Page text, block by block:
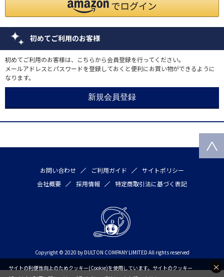
初めてご利用のお客様
初めてご利用のお客様は、こちらから会員登録を行ってください。
メールアドレスとパスワードを登録しておくと便利にお買い物ができるように
なります。
お問い合わせ ご利用ガイド
サイトポリシー
会社概要
採用情報 特定商取引法に基づく表記
Copyright © 2020 by DULTON COMPANY LIMITED All rights reserved
サイトの利便性向上のためクッキー(Cookie)を使用しています。サイトのクッキー